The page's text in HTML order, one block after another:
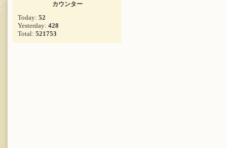
カウンター
Today: 52
Yesterday: 428
Total: 521753